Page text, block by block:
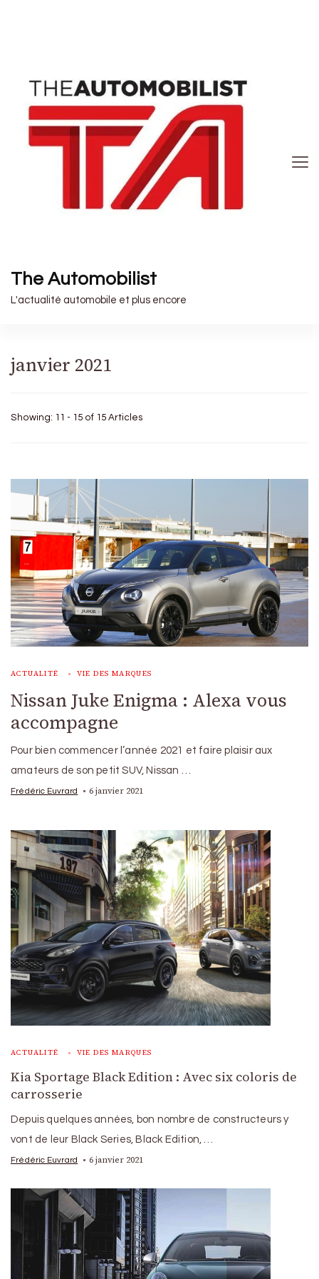
The Automobilist
L'actualité automobile et plus encore
janvier 2021
Showing: 11 - 15 of 15 Articles
ACTUALITÉ VIE DES MARQUES
Nissan Juke Enigma : Alexa vous
accompagne
Pour bien commencer l’année 2021 et faire plaisir aux
amateurs de son petit SUV, Nissan …
Frédéric Euvrard 6 janvier 2021
ACTUALITÉ VIE DES MARQUES
Kia Sportage Black Edition : Avec six coloris de
carrosserie
Depuis quelques années, bon nombre de constructeurs y
vont de leur Black Series, Black Edition, …
Frédéric Euvrard 6 janvier 2021